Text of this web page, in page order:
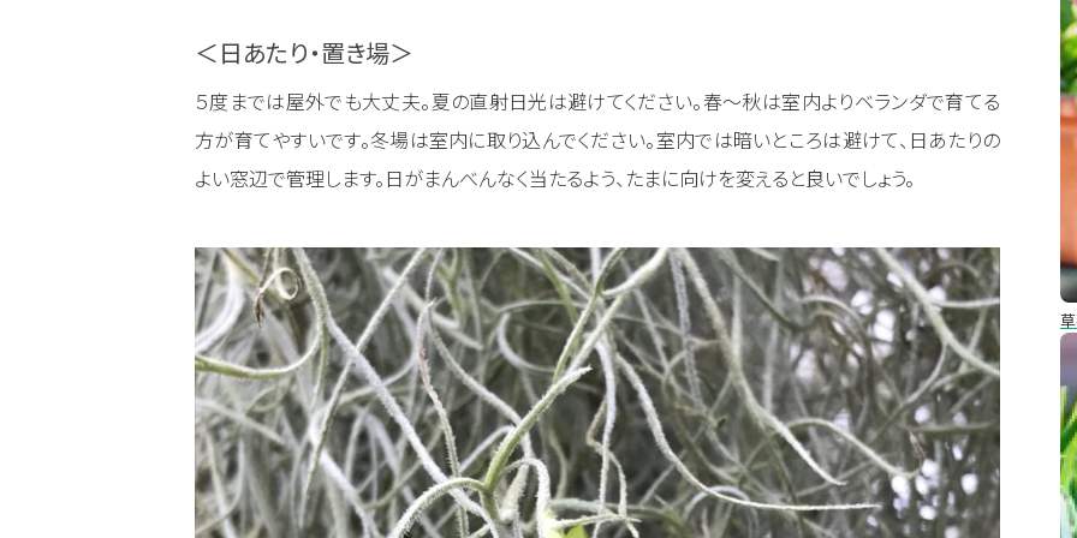
＜日あたり・置き場＞
５度までは屋外でも大丈夫。夏の直射日光は避けてください。春〜秋は室内よりベランダで育てる
方が育てやすいです。冬場は室内に取り込んでください。室内では暗いところは避けて、日あたりの
よい窓辺で管理します。日がまんべんなく当たるよう、たまに向けを変えると良いでしょう。